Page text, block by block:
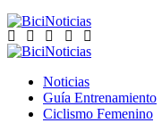
Noticias
Guía Entrenamiento
Ciclismo Femenino